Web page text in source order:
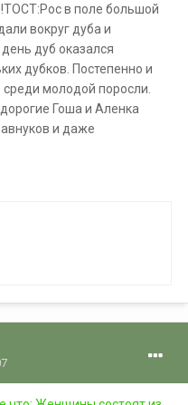
в поле большой
вокруг дуба и
дуб оказался
дубков. Постепенно и
молодой поросли.
Гоша и Аленка
и даже